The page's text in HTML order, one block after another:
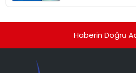
Haberin Doğru